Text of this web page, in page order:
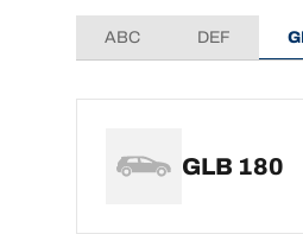
ABC DEF
GLB 180